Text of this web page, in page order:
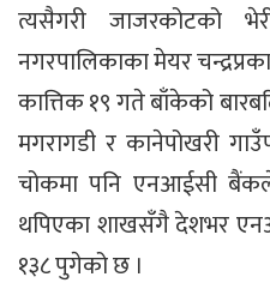
त्यसैगरी जाजरकोटको
नगरपालिकाका मेयर
कात्तिक १९ गते बाँकेको
मगरागडी र कानेपोखरी
चोकमा पनि एनआईसी
थपिएका शाखसँगै देशभर
१३८ पुगेको छ ।